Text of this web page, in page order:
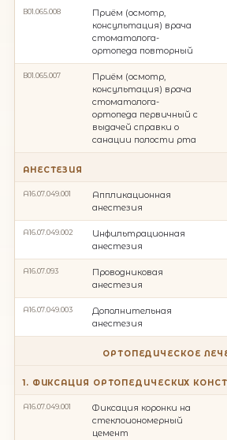
В01.065.008
Приём (осмотр,
консультация) врача
стоматолога-
ортопеда повторный
В01.065.007
Приём (осмотр,
консультация) врача
стоматолога-
ортопеда первичный с
выдачей справки о
санации полости рта
АНЕСТЕЗИЯ
A16.07.049.001
Аппликационная
анестезия
A16.07.049.002
Инфильтрационная
анестезия
A16.07.093
Проводниковая
анестезия
A16.07.049.003
Дополнительная
анестезия
ОРТОПЕДИЧЕСКОЕ
1. ФИКСАЦИЯ ОРТОПЕДИЧЕСКИХ
A16.07.049.001
Фиксация коронки на
стеклоиономерный
цемент